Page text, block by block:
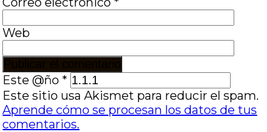
Web
Este @ño *
Este sitio usa Akismet para reducir el spam.
Aprende cómo se procesan los datos de tus
comentarios.